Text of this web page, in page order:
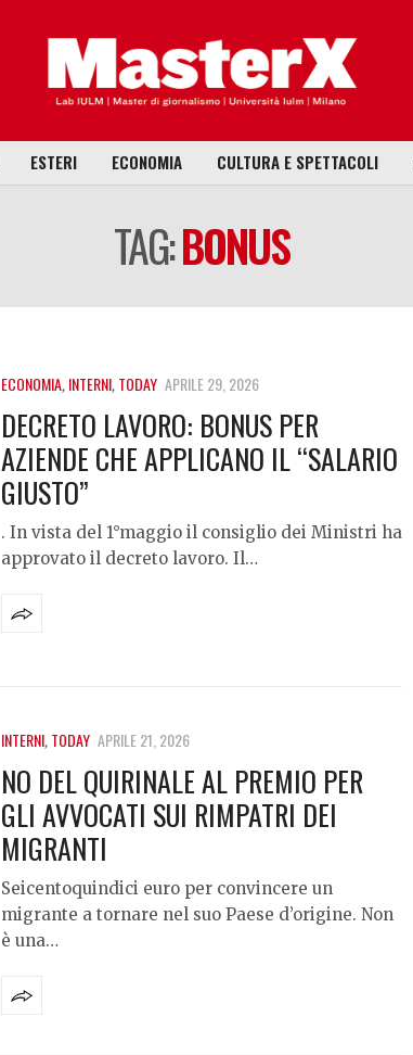
ESTERI ECONOMIA CULTURA E SPETTACOLI
TAG:BONUS
ECONOMIA,INTERNI,TODAY APRILE 29, 2026
DECRETO LAVORO: BONUS PER
AZIENDE CHE APPLICANO IL “SALARIO
GIUSTO”
. In vista del 1°maggio il consiglio dei Ministri ha
approvato il decreto lavoro. Il…
INTERNI,TODAY APRILE 21, 2026
NO DEL QUIRINALE AL PREMIO PER
GLI AVVOCATI SUI RIMPATRI DEI
MIGRANTI
Seicentoquindici euro per convincere un
migrante a tornare nel suo Paese d’origine. Non
è una…